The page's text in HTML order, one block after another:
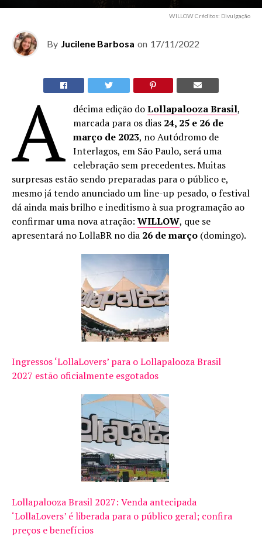
WILLOW Créditos: Divulgação
By Jucilene Barbosa on 17/11/2022
A décima edição doLollapalooza Brasil,
marcada para os dias 24, 25 e 26 de
março de 2023, no Autódromo de
Interlagos, em São Paulo, será uma
celebração sem precedentes. Muitas
surpresas estão sendo preparadas para o público e,
mesmo já tendo anunciado um line-up pesado, o festival
dá ainda mais brilho e ineditismo à sua programação ao
confirmar uma nova atração: WILLOW, que se
apresentará no LollaBR no dia 26 de março (domingo).
Ingressos ‘LollaLovers’ para o Lollapalooza Brasil
2027 estão oficialmente esgotados
Lollapalooza Brasil 2027: Venda antecipada
‘LollaLovers’ é liberada para o público geral; confira
preços e benefícios